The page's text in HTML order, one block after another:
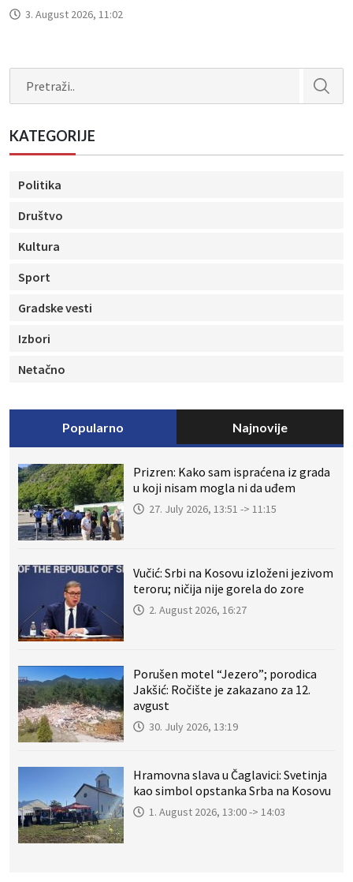
3. August 2026, 11:02
KATEGORIJE
Politika
Društvo
Kultura
Sport
Gradske vesti
Izbori
Netačno
Popularno Najnovije
Prizren: Kako sam ispraćena iz grada
u koji nisam mogla ni da uđem
27. July 2026, 13:51 -> 11:15
Vučić: Srbi na Kosovu izloženi jezivom
teroru; ničija nije gorela do zore
2. August 2026, 16:27
Porušen motel “Jezero”; porodica
Jakšić: Ročište je zakazano za 12.
avgust
30. July 2026, 13:19
Hramovna slava u Čaglavici: Svetinja
kao simbol opstanka Srba na Kosovu
1. August 2026, 13:00 -> 14:03